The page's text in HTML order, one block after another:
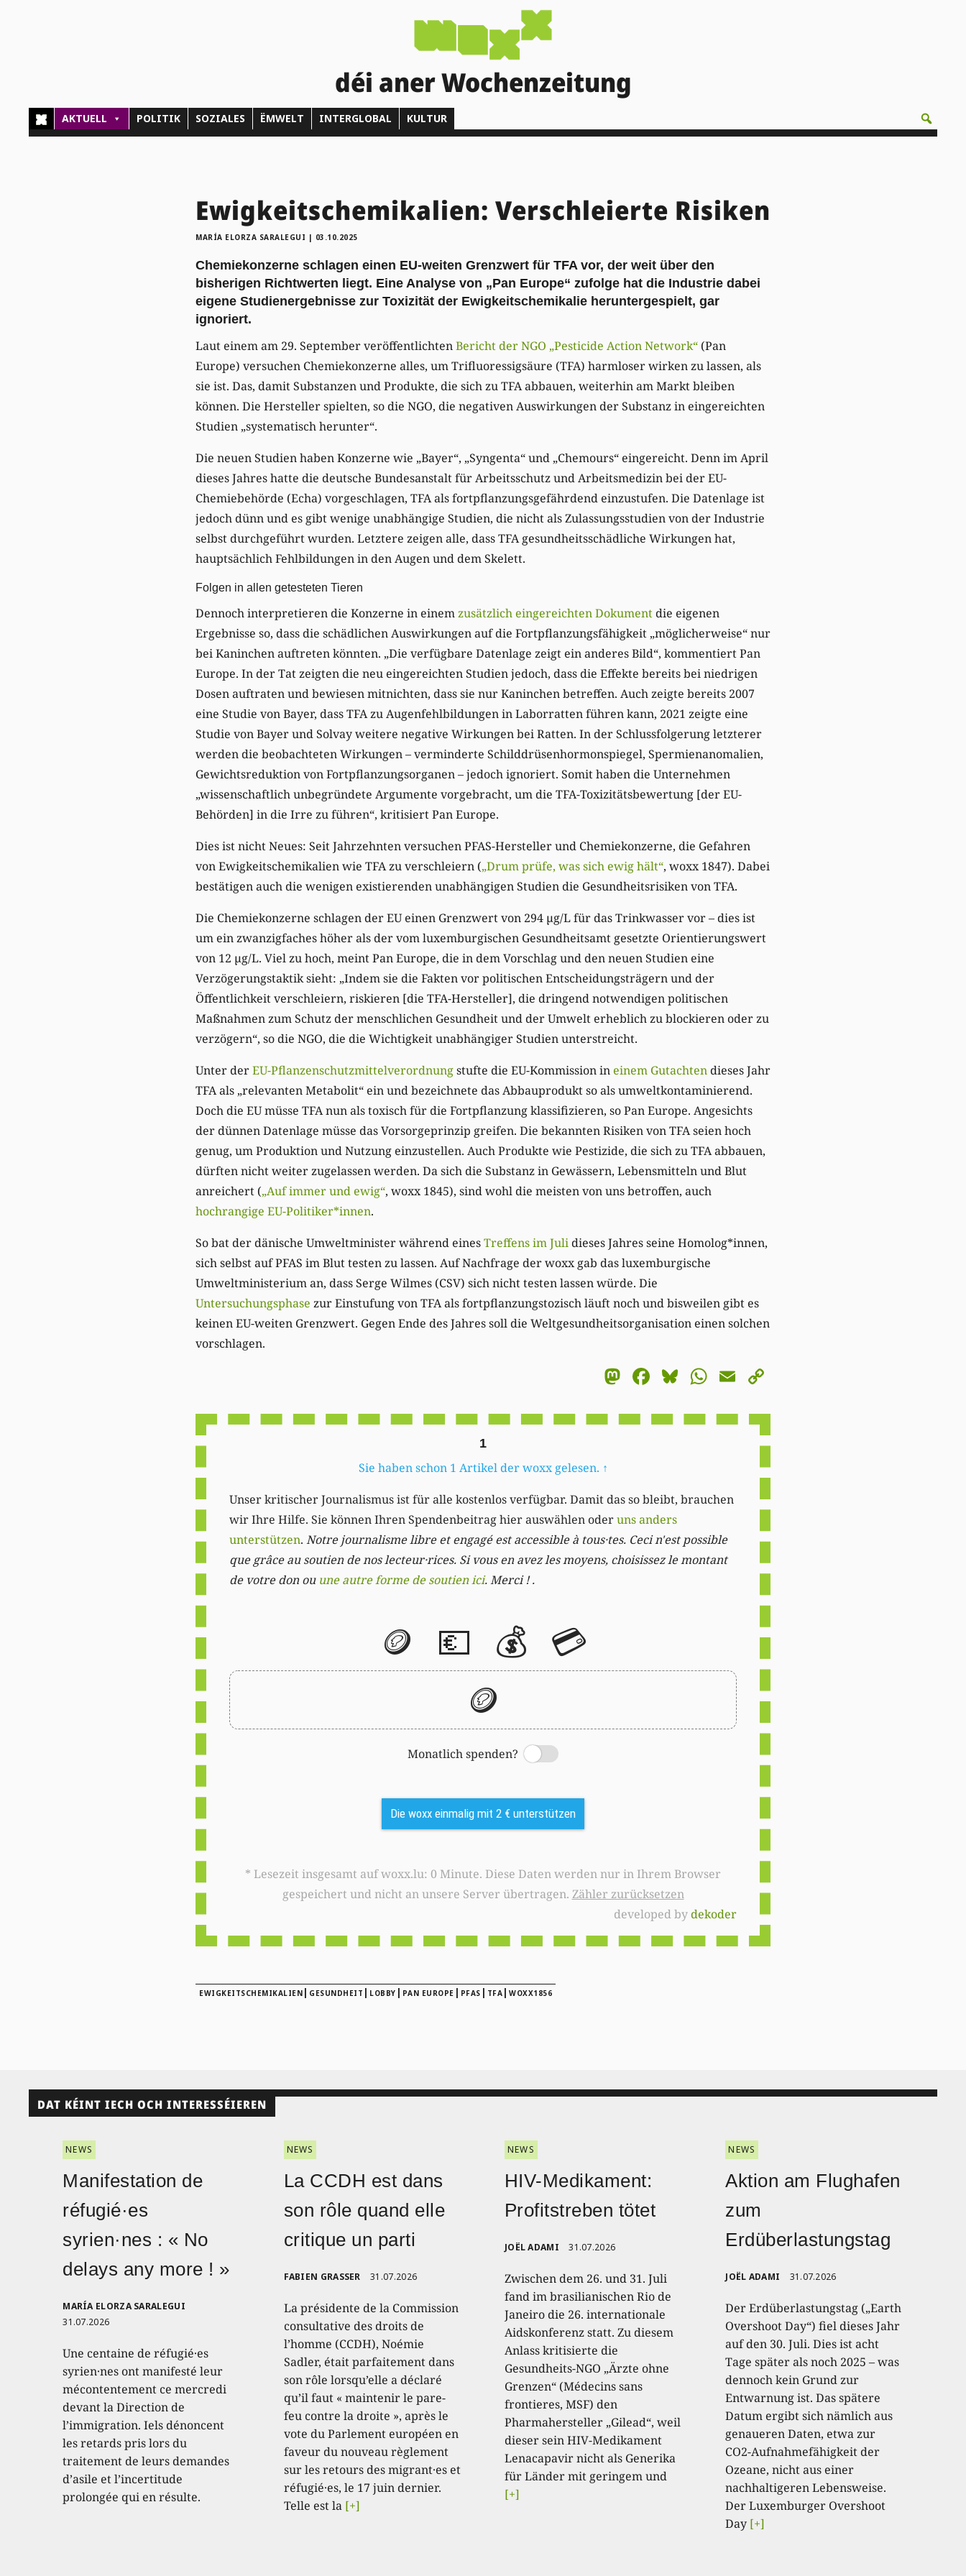
déi aner Wochenzeitung
AKTUELL POLITIK SOZIALES ËMWELT INTERGLOBAL KULTUR
Ewigkeitschemikalien: Verschleierte Risiken
MARÍA ELORZA SARALEGUI | 03.10.2025
Chemiekonzerne schlagen einen EU-weiten Grenzwert für TFA vor, der weit über den
bisherigen Richtwerten liegt. Eine Analyse von „Pan Europe“ zufolge hat die Industrie dabei
eigene Studienergebnisse zur Toxizität der Ewigkeitschemikalie heruntergespielt, gar
ignoriert.
Laut einem am 29. September veröffentlichtenBericht der NGO „Pesticide Action Network“ (Pan
Europe) versuchen Chemiekonzerne alles, um Trifluoressigsäure (TFA) harmloser wirken zu lassen, als
sie ist. Das, damit Substanzen und Produkte, die sich zu TFA abbauen, weiterhin am Markt bleiben
können. Die Hersteller spielten, so die NGO, die negativen Auswirkungen der Substanz in eingereichten
Studien „systematisch herunter“.
Die neuen Studien haben Konzerne wie „Bayer“, „Syngenta“ und „Chemours“ eingereicht. Denn im April
dieses Jahres hatte die deutsche Bundesanstalt für Arbeitsschutz und Arbeitsmedizin bei der EU-
Chemiebehörde (Echa) vorgeschlagen, TFA als fortpflanzungsgefährdend einzustufen. Die Datenlage ist
jedoch dünn und es gibt wenige unabhängige Studien, die nicht als Zulassungsstudien von der Industrie
selbst durchgeführt wurden. Letztere zeigen alle, dass TFA gesundheitsschädliche Wirkungen hat,
hauptsächlich Fehlbildungen in den Augen und dem Skelett.
Folgen in allen getesteten Tieren
Dennoch interpretieren die Konzerne in einemzusätzlich eingereichten Dokumentdie eigenen
Ergebnisse so, dass die schädlichen Auswirkungen auf die Fortpflanzungsfähigkeit „möglicherweise“ nur
bei Kaninchen auftreten könnten. „Die verfügbare Datenlage zeigt ein anderes Bild“, kommentiert Pan
Europe. In der Tat zeigten die neu eingereichten Studien jedoch, dass die Effekte bereits bei niedrigen
Dosen auftraten und bewiesen mitnichten, dass sie nur Kaninchen betreffen. Auch zeigte bereits 2007
eine Studie von Bayer, dass TFA zu Augenfehlbildungen in Laborratten führen kann, 2021 zeigte eine
Studie von Bayer und Solvay weitere negative Wirkungen bei Ratten. In der Schlussfolgerung letzterer
werden die beobachteten Wirkungen – verminderte Schilddrüsenhormonspiegel, Spermienanomalien,
Gewichtsreduktion von Fortpflanzungsorganen – jedoch ignoriert. Somit haben die Unternehmen
„wissenschaftlich unbegründete Argumente vorgebracht, um die TFA-Toxizitätsbewertung [der EU-
Behörden] in die Irre zu führen“, kritisiert Pan Europe.
Dies ist nicht Neues: Seit Jahrzehnten versuchen PFAS-Hersteller und Chemiekonzerne, die Gefahren
von Ewigkeitschemikalien wie TFA zu verschleiern („Drum prüfe, was sich ewig hält“, woxx 1847). Dabei
bestätigen auch die wenigen existierenden unabhängigen Studien die Gesundheitsrisiken von TFA.
Die Chemiekonzerne schlagen der EU einen Grenzwert von 294 µg/L für das Trinkwasser vor – dies ist
um ein zwanzigfaches höher als der vom luxemburgischen Gesundheitsamt gesetzte Orientierungswert
von 12 µg/L. Viel zu hoch, meint Pan Europe, die in dem Vorschlag und den neuen Studien eine
Verzögerungstaktik sieht: „Indem sie die Fakten vor politischen Entscheidungsträgern und der
Öffentlichkeit verschleiern, riskieren [die TFA-Hersteller], die dringend notwendigen politischen
Maßnahmen zum Schutz der menschlichen Gesundheit und der Umwelt erheblich zu blockieren oder zu
verzögern“, so die NGO, die die Wichtigkeit unabhängiger Studien unterstreicht.
Unter derEU-Pflanzenschutzmittelverordnungstufte die EU-Kommission ineinem Gutachtendieses Jahr
TFA als „relevanten Metabolit“ ein und bezeichnete das Abbauprodukt so als umweltkontaminierend.
Doch die EU müsse TFA nun als toxisch für die Fortpflanzung klassifizieren, so Pan Europe. Angesichts
der dünnen Datenlage müsse das Vorsorgeprinzip greifen. Die bekannten Risiken von TFA seien hoch
genug, um Produktion und Nutzung einzustellen. Auch Produkte wie Pestizide, die sich zu TFA abbauen,
dürften nicht weiter zugelassen werden. Da sich die Substanz in Gewässern, Lebensmitteln und Blut
anreichert („Auf immer und ewig“, woxx 1845), sind wohl die meisten von uns betroffen, auch
hochrangige EU-Politiker*innen.
So bat der dänische Umweltminister während einesTreffens im Julidieses Jahres seine Homolog*innen,
sich selbst auf PFAS im Blut testen zu lassen. Auf Nachfrage der woxx gab das luxemburgische
Umweltministerium an, dass Serge Wilmes (CSV) sich nicht testen lassen würde. Die
Untersuchungsphase zur Einstufung von TFA als fortpflanzungstozisch läuft noch und bisweilen gibt es
keinen EU-weiten Grenzwert. Gegen Ende des Jahres soll die Weltgesundheitsorganisation einen solchen
vorschlagen.
Mastodon
Facebook
Bluesky
WhatsApp
Email
1
Sie haben schon 1 Artikel der woxx gelesen. ↑
Unser kritischer Journalismus ist für alle kostenlos verfügbar. Damit das so bleibt, brauchen
wir Ihre Hilfe. Sie können Ihren Spendenbeitrag hier auswählen oderuns anders
unterstützen. Notre journalisme libre et engagé est accessible à tous·tes. Ceci n'est possible
que grâce au soutien de nos lecteur·rices. Si vous en avez les moyens, choisissez le montant
de votre don ou une autre forme de soutien ici. Merci ! .
🪙 💶 💰 💳
🪙
Monatlich spenden?
Switch
Die woxx einmalig mit 2 € unterstützen
* Lesezeit insgesamt auf woxx.lu: 0 Minute. Diese Daten werden nur in Ihrem Browser
gespeichert und nicht an unsere Server übertragen. Zähler zurücksetzen
developed bydekoder
EWIGKEITSCHEMIKALIEN | GESUNDHEIT | LOBBY | PAN EUROPE | PFAS | TFA | WOXX1856
DAT KÉINT IECH OCH INTERESSÉIEREN
NEWS
Manifestation de
réfugié·es
syrien·nes : « No
delays any more ! »
MARÍA ELORZA SARALEGUI
31.07.2026
Une centaine de réfugié·es
syrien·nes ont manifesté leur
mécontentement ce mercredi
devant la Direction de
l’immigration. Iels dénoncent
les retards pris lors du
traitement de leurs demandes
d’asile et l’incertitude
prolongée qui en résulte.
NEWS
La CCDH est dans
son rôle quand elle
critique un parti
FABIEN GRASSER 31.07.2026
La présidente de la Commission
consultative des droits de
l’homme (CCDH), Noémie
Sadler, était parfaitement dans
son rôle lorsqu’elle a déclaré
qu’il faut « maintenir le pare-
feu contre la droite », après le
vote du Parlement européen en
faveur du nouveau règlement
sur les retours des migrant·es et
réfugié·es, le 17 juin dernier.
Telle est la [+]
NEWS
HIV-Medikament:
Profitstreben tötet
JOËL ADAMI 31.07.2026
Zwischen dem 26. und 31. Juli
fand im brasilianischen Rio de
Janeiro die 26. internationale
Aidskonferenz statt. Zu diesem
Anlass kritisierte die
Gesundheits-NGO „Ärzte ohne
Grenzen“ (Médecins sans
frontieres, MSF) den
Pharmahersteller „Gilead“, weil
dieser sein HIV-Medikament
Lenacapavir nicht als Generika
für Länder mit geringem und
[+]
NEWS
Aktion am Flughafen
zum
Erdüberlastungstag
JOËL ADAMI 31.07.2026
Der Erdüberlastungstag („Earth
Overshoot Day“) fiel dieses Jahr
auf den 30. Juli. Dies ist acht
Tage später als noch 2025 – was
dennoch kein Grund zur
Entwarnung ist. Das spätere
Datum ergibt sich nämlich aus
genaueren Daten, etwa zur
CO2-Aufnahmefähigkeit der
Ozeane, nicht aus einer
nachhaltigeren Lebensweise.
Der Luxemburger Overshoot
Day [+]